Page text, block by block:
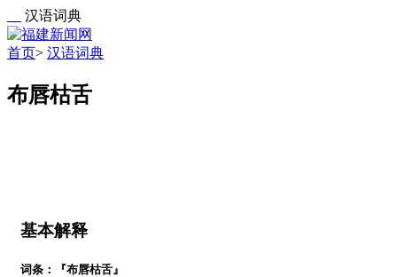
汉语词典
首页> 汉语词典
布唇枯舌
基本解释
词条：『布唇枯舌』